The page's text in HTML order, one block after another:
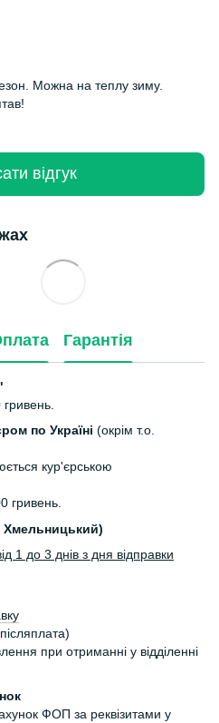
Можна на теплу зиму.
відгук
Гарантія
гривень.
по Україні (окрім т.о.
кур'єрською
гривень.
Хмельницький)
1 до 3 днів з дня відправки
при отриманні у відділенні
ФОП за реквізитами у